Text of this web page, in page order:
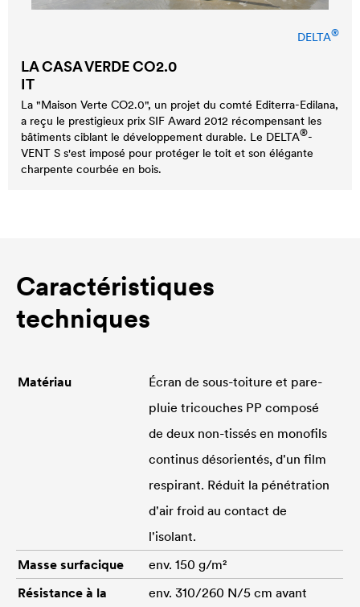
DELTA®
LA CASA VERDE CO2.0
IT
La "Maison Verte CO2.0", un projet du comté Editerra-Edilana,
a reçu le prestigieux prix SIF Award 2012 récompensant les
bâtiments ciblant le développement durable. Le DELTA®-
VENT S s'est imposé pour protéger le toit et son élégante
charpente courbée en bois.
Caractéristiques
techniques
Matériau
Écran de sous-toiture et pare-
pluie tricouches PP composé
de deux non-tissés en monofils
continus désorientés, d'un film
respirant. Réduit la pénétration
d'air froid au contact de
l'isolant.
Masse surfacique
env. 150 g/m²
Résistance à la
env. 310/260 N/5 cm avant